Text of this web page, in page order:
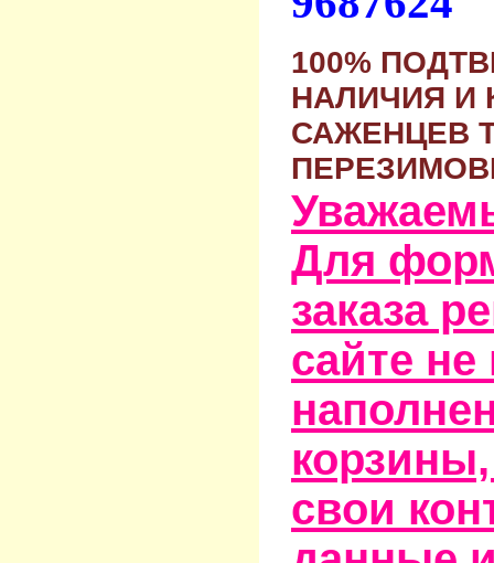
100%
НАЛИЧИЯ И
САЖЕНЦЕВ
Для
заказа
сайте
свои